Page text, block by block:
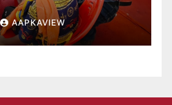
AAPKAVIEW